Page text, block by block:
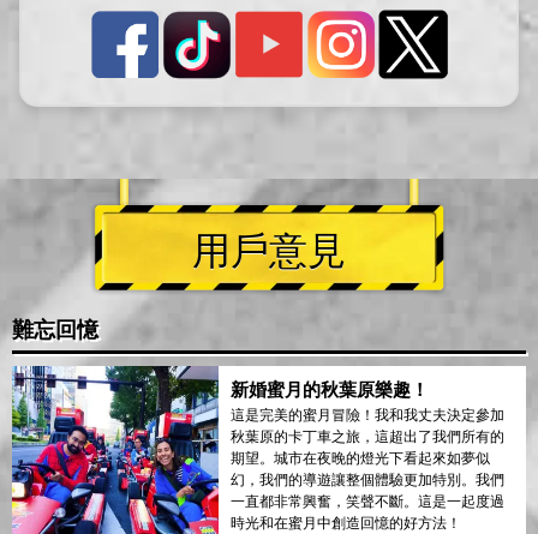
用戶意見
難忘回憶
新婚蜜月的秋葉原樂趣！
這是完美的蜜月冒險！我和我丈夫決定參加
秋葉原的卡丁車之旅，這超出了我們所有的
期望。城市在夜晚的燈光下看起來如夢似
幻，我們的導遊讓整個體驗更加特別。我們
一直都非常興奮，笑聲不斷。這是一起度過
時光和在蜜月中創造回憶的好方法！